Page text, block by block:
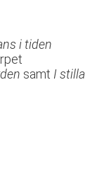
i tiden
samt I stilla